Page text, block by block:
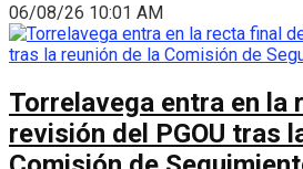
06/08/26 10:01 AM
Torrelavega entra en la
revisión del PGOU tras